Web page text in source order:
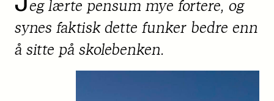
eg lærte pensum mye fortere, og
synes faktisk dette funker bedre enn
å sitte på skolebenken.